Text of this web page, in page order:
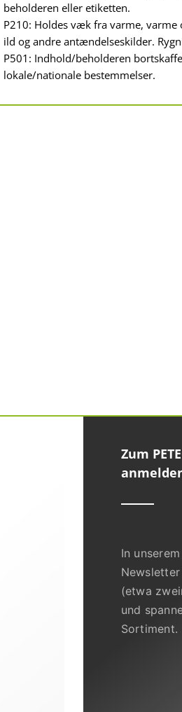
beholderen eller etiketten.
P210: Holdes væk fra varme, varme
ild og andre antændelseskilder.
P501: Indhold/beholderen
lokale/nationale bestemmelser.
Zum
In
(etwa
und
Sortiment.